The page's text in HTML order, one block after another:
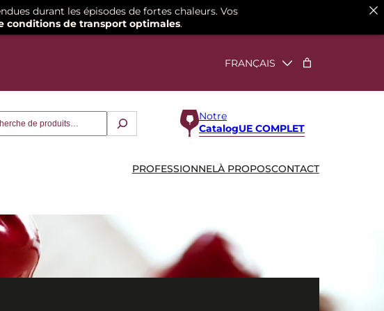
Notre
CatalogUE COMPLET
PROFESSIONNELÀ PROPOSCONTACT
durant les épisodes de fortes chaleurs. Vos
conditions de transport optimales.